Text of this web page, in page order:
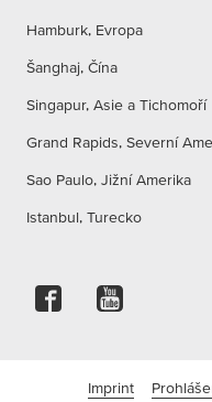
Hamburk, Evropa
Šanghaj, Čína
Singapur, Asie a Tichomoří
Grand Rapids, Severní
Sao Paulo, Jižní Amerika
Istanbul, Turecko
Imprint